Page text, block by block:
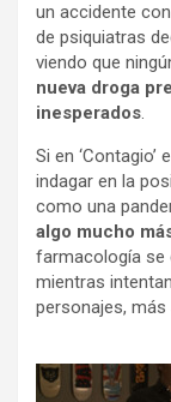
un accidente
de psiquiatras
viendo que
nueva droga
inesperados.
Si en
indagar en la
como una
algo mucho
farmacología se
mientras
personajes, más